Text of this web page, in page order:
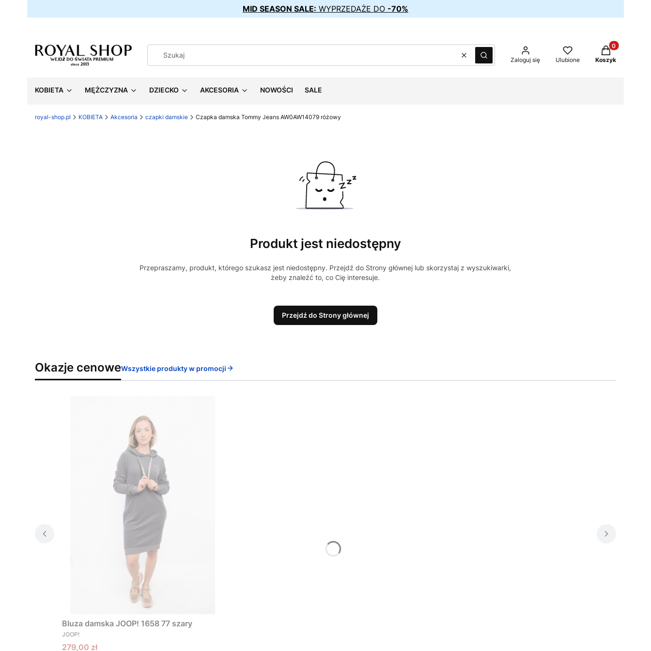
MID SEASON SALE: WYPRZEDAŻE DO -70%
WyczyśćSzukaj Zaloguj się Ulubione
Produkty w
Koszyk
KOBIETA MĘŻCZYZNA DZIECKO AKCESORIA NOWOŚCI SALE
royal-shop.pl KOBIETA Akcesoria czapki damskie Czapka damska Tommy Jeans AW0AW14079 różowy
Produkt jest niedostępny
Przepraszamy, produkt, którego szukasz jest niedostępny. Przejdź do Strony głównej lub skorzystaj z wyszukiwarki,
żeby znaleźć to, co Cię interesuje.
Przejdź do Strony głównej
Okazje cenoweWszystkie produkty w promocji
Bluza damska JOOP! 1658 77 szary
PRODUCENT
JOOP!
Cena promocyjna
279,00 zł